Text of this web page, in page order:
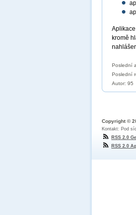
kromě
Poslední
Poslední
Autor: 95
Copyright ©
Kontakt: Pod
RSS 2.0
RSS 2.0